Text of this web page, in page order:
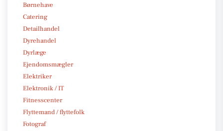
Børnehave
Catering
Detailhandel
Dyrehandel
Dyrlæge
Ejendomsmægler
Elektriker
Elektronik / IT
Fitnesscenter
Flyttemand / flyttefolk
Fotograf